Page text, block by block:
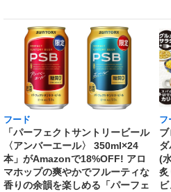
フード
「パーフェクトサントリービール
〈アンバーエール〉 350ml×24
本」がAmazonで18%OFF! アロ
マホップの爽やかでフルーティな
香りの余韻を楽しめる「パーフェ
フ
(
炙